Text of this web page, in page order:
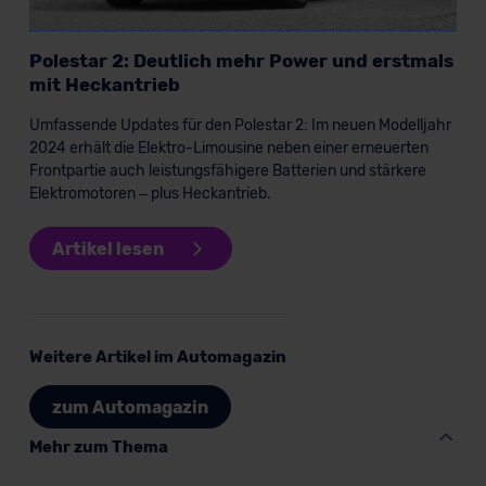
Grundlage eines Angemessenheitsbeschlusses der EU-
Kommission (Art. 45 Abs. 1 DSGVO), von
Standarddatenschutzklauseln (Art. 46 Abs. 2 lit. c
DSGVO) oder wenn Sie hierzu Ihre Einwilligung freiwillig
erteilen. Nähere Informationen zu den bestehenden
Datenschutzklauseln können Sie über den Kontakt zu
unserem Datenschutzbeauftragten unter
datenschutz@meinauto.de anfordern.
Polestar 2: Deutlich mehr Power und erstmals
mit Heckantrieb
Umfassende Updates für den Polestar 2: Im neuen Modelljahr
2024 erhält die Elektro-Limousine neben einer erneuerten
Frontpartie auch leistungsfähigere Batterien und stärkere
Elektromotoren – plus Heckantrieb.
Artikel lesen
Weitere Artikel im Automagazin
zum Automagazin
Mehr zum Thema